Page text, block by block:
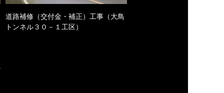
道路補修（交付金・補正）工事（大鳥
トンネル３０－１工区）